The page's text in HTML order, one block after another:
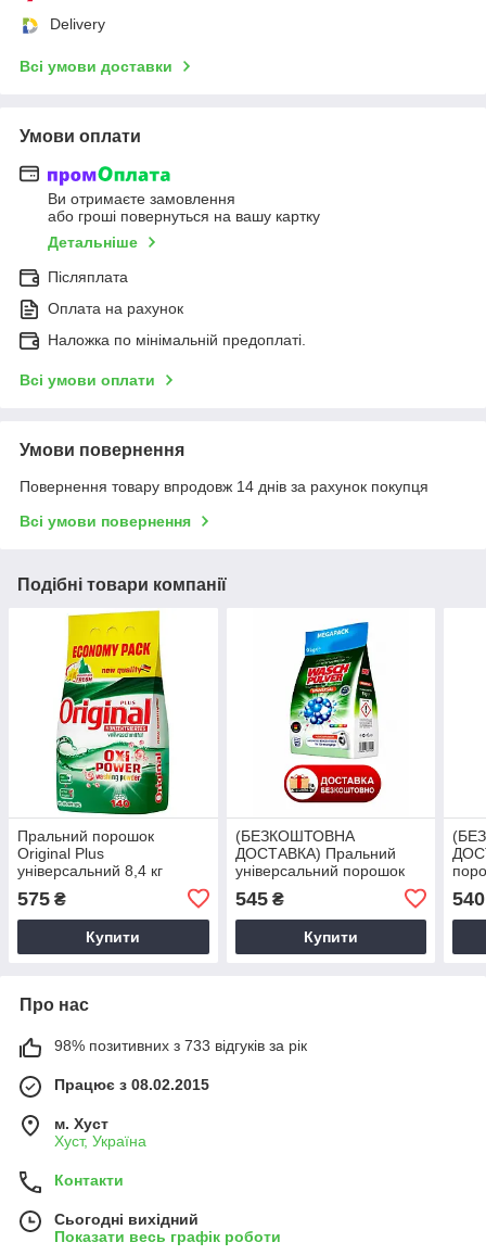
Delivery
Всі умови доставки
Умови оплати
Ви отримаєте замовлення
або гроші повернуться на вашу картку
Детальніше
Післяплата
Оплата на рахунок
Наложка по мінімальній предоплаті.
Всі умови оплати
Умови повернення
Повернення товару впродовж 14 днів за рахунок покупця
Всі умови повернення
Подібні товари компанії
Пральний порошок
Original Plus
універсальний 8,4 кг
575 ₴
Купити
(БЕЗКОШТОВНА
ДОСТАВКА) Пральний
універсальний порошок
Aquamarin System 9 кг
545₴
Купити
540
Про нас
98% позитивних з 733 відгуків за рік
Працює з 08.02.2015
м. Хуст
Хуст, Україна
Контакти
Сьогодні вихідний
Показати весь графік роботи